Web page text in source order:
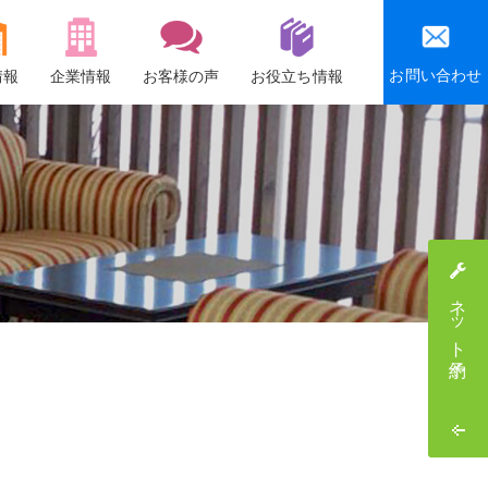
報 企業情報
会社概要
沿革
社会貢献活動
感謝祭・社員旅行
お客様の声 お役立ち情報 お問い合わせ
ネット予約